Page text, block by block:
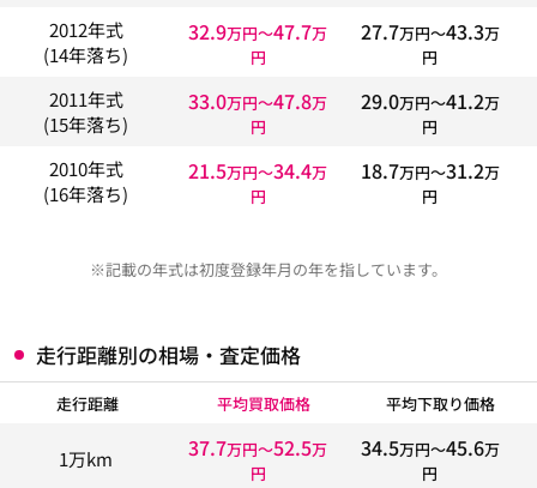
2012年式
(14年落ち)
32.9万円〜47.7万
円
27.7万円〜43.3万
円
2011年式
(15年落ち)
33.0万円〜47.8万
円
29.0万円〜41.2万
円
2010年式
(16年落ち)
21.5万円〜34.4万
円
18.7万円〜31.2万
円
※記載の年式は初度登録年月の年を指しています。
走行距離別の相場・査定価格
走行距離 平均買取価格 平均下取り価格
1万km 37.7万円〜52.5万
円
34.5万円〜45.6万
円